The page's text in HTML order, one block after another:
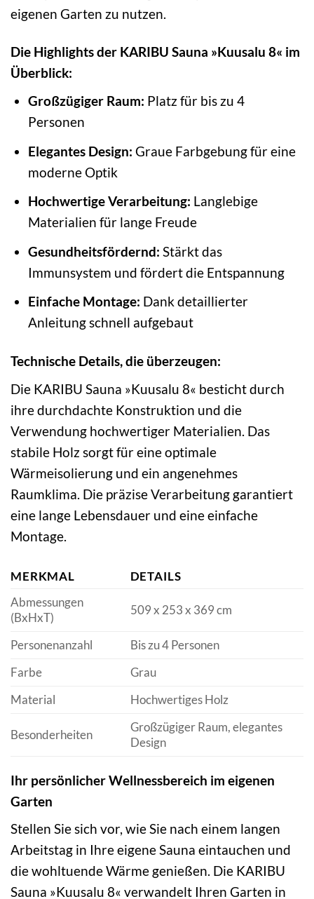
eigenen Garten zu nutzen.
Die Highlights der KARIBU Sauna »Kuusalu 8« im
Überblick:
Großzügiger Raum: Platz für bis zu 4
Personen
Elegantes Design: Graue Farbgebung für eine
moderne Optik
Hochwertige Verarbeitung: Langlebige
Materialien für lange Freude
Gesundheitsfördernd: Stärkt das
Immunsystem und fördert die Entspannung
Einfache Montage: Dank detaillierter
Anleitung schnell aufgebaut
Technische Details, die überzeugen:
Die KARIBU Sauna »Kuusalu 8« besticht durch
ihre durchdachte Konstruktion und die
Verwendung hochwertiger Materialien. Das
stabile Holz sorgt für eine optimale
Wärmeisolierung und ein angenehmes
Raumklima. Die präzise Verarbeitung garantiert
eine lange Lebensdauer und eine einfache
Montage.
MERKMAL
DETAILS
Abmessungen
(BxHxT)
509 x 253 x 369 cm
Personenanzahl
Bis zu 4 Personen
Farbe
Grau
Material
Hochwertiges Holz
Besonderheiten
Großzügiger Raum, elegantes
Design
Ihr persönlicher Wellnessbereich im eigenen
Garten
Stellen Sie sich vor, wie Sie nach einem langen
Arbeitstag in Ihre eigene Sauna eintauchen und
die wohltuende Wärme genießen. Die KARIBU
Sauna »Kuusalu 8« verwandelt Ihren Garten in